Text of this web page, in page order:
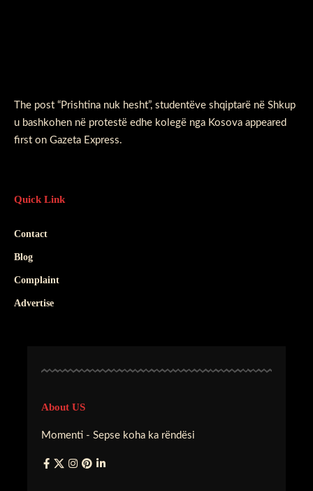
The post “Prishtina nuk hesht”, studentëve shqiptarë në Shkup
u bashkohen në protestë edhe kolegë nga Kosova appeared
first on Gazeta Express.
Quick Link
Contact
Blog
Complaint
Advertise
About US
Momenti - Sepse koha ka rëndësi